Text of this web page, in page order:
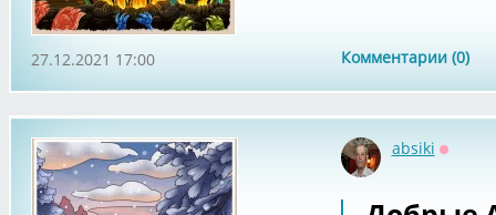
Комментарии (0)
27.12.2021 17:00
absiki